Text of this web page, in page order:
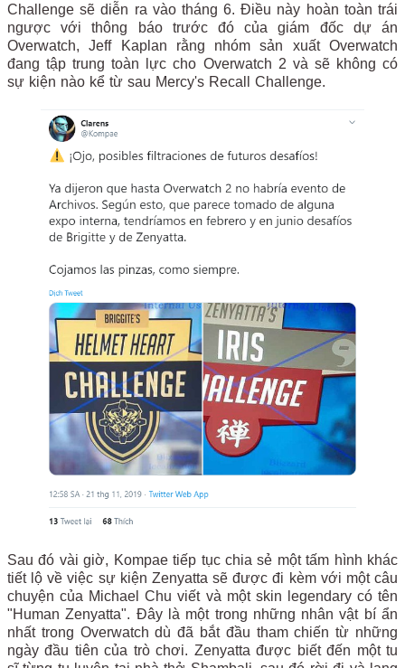
Challenge sẽ diễn ra vào tháng 6. Điều này hoàn toàn trái
ngược với thông báo trước đó của giám đốc dự án
Overwatch, Jeff Kaplan rằng nhóm sản xuất Overwatch
đang tập trung toàn lực cho Overwatch 2 và sẽ không có
sự kiện nào kể từ sau Mercy's Recall Challenge.
Sau đó vài giờ, Kompae tiếp tục chia sẻ một tấm hình khác
tiết lộ về việc sự kiện Zenyatta sẽ được đi kèm với một câu
chuyện của Michael Chu viết và một skin legendary có tên
"Human Zenyatta". Đây là một trong những nhân vật bí ẩn
nhất trong Overwatch dù đã bắt đầu tham chiến từ những
ngày đầu tiên của trò chơi. Zenyatta được biết đến một tu